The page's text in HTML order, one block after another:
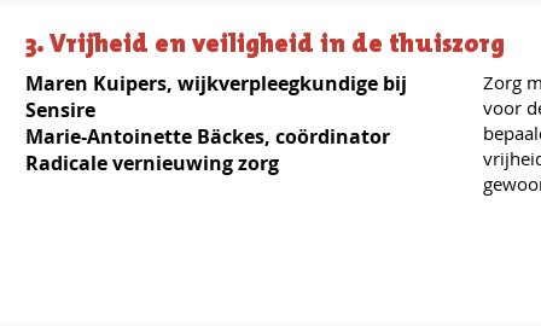
3. Vrijheid en veiligheid in de thuiszorg
Maren Kuipers, wijkverpleegkundige bij
Sensire
Marie-Antoinette Bäckes, coördinator
Radicale vernieuwing zorg
Zorg
voor